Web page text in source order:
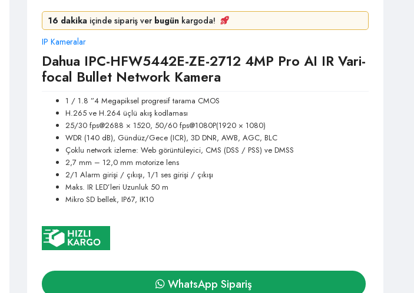
16 dakika içinde sipariş ver bugün kargoda!
IP Kameralar
Dahua IPC-HFW5442E-ZE-2712 4MP Pro AI IR Vari-
focal Bullet Network Kamera
1 / 1.8 ”4 Megapiksel progresif tarama CMOS
H.265 ve H.264 üçlü akış kodlaması
25/30 fps@2688 × 1520, 50/60 fps@1080P(1920 × 1080)
WDR (140 dB), Gündüz/Gece (ICR), 3D DNR, AWB, AGC, BLC
Çoklu network izleme: Web görüntüleyici, CMS (DSS / PSS) ve DMSS
2,7 mm – 12,0 mm motorize lens
2/1 Alarm girişi / çıkışı, 1/1 ses girişi / çıkışı
Maks. IR LED’leri Uzunluk 50 m
Mikro SD bellek, IP67, IK10
WhatsApp Sipariş